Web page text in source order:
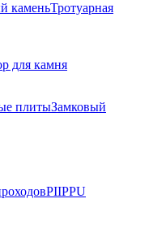
каменьТротуарная
для камня
плитыЗамковый
PIIPPU